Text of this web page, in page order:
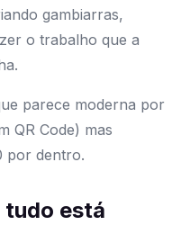
gambiarras,
o trabalho que a
parece moderna por
QR Code) mas
por dentro.
tudo está